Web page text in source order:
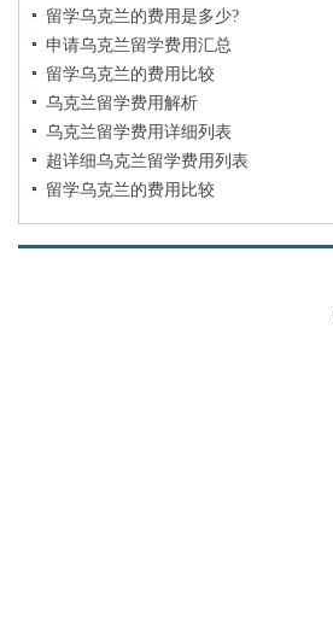
留学乌克兰的费用是多少?
申请乌克兰留学费用汇总
留学乌克兰的费用比较
乌克兰留学费用解析
乌克兰留学费用详细列表
超详细乌克兰留学费用列表
留学乌克兰的费用比较